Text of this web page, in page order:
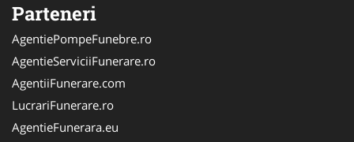
Parteneri
AgentiePompeFunebre.ro
AgentieServiciiFunerare.ro
AgentiiFunerare.com
LucrariFunerare.ro
AgentieFunerara.eu